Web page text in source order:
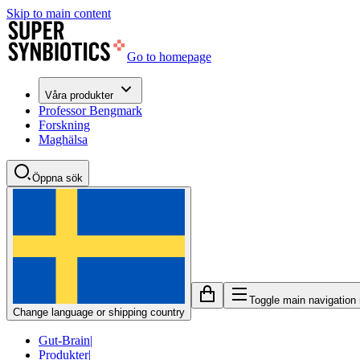
Skip to main content
Go to homepage
Våra produkter
Professor Bengmark
Forskning
Maghälsa
Öppna sök
Change language or shipping country
Toggle main navigation
Gut-Brain|
Produkter|